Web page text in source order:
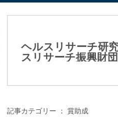
ヘルスリサーチ研
スリサーチ振興財団
記事カテゴリー ： 賞助成
公益社団法人日本生化学会